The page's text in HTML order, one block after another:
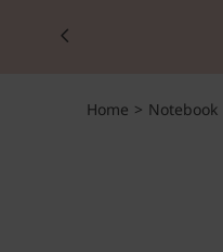
Home > Notebook